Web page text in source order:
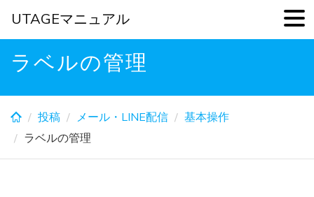
Skip
ラベルの管理
投稿 メール・LINE配信
基本操作
ラベルの管理
UTAGEマニュアル